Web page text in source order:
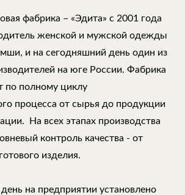
фабрика – «Эдита» с 2001 года
женской и мужской одежды
и на сегодняшний день один из
на юге России. Фабрика
по полному циклу
процесса от сырья до продукции
На всех этапах производства
контроль качества - от
изделия.
на предприятии установлено